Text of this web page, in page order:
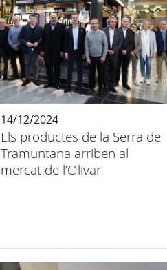
Els productes de la Serra de
Tramuntana arriben al
mercat de l’Olivar
14/12/2024